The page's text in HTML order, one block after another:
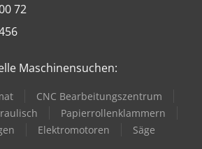
72
Maschinensuchen:
CNC Bearbeitungszentrum
Papierrollenklammern
Elektromotoren Säge